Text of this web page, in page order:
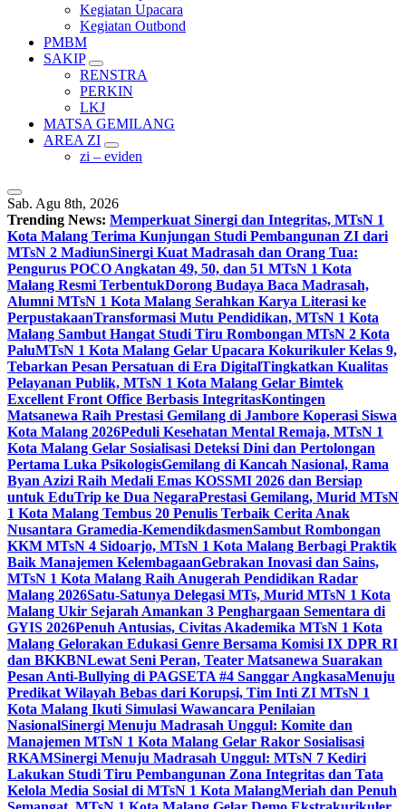
Kegiatan Upacara
Kegiatan Outbond
PMBM
SAKIP
RENSTRA
PERKIN
LKJ
MATSA GEMILANG
AREA ZI
zi – eviden
Sab. Agu 8th, 2026
Trending News: Memperkuat Sinergi dan Integritas, MTsN 1
Kota Malang Terima Kunjungan Studi Pembangunan ZI dari
MTsN 2 MadiunSinergi Kuat Madrasah dan Orang Tua:
Pengurus POCO Angkatan 49, 50, dan 51 MTsN 1 Kota
Malang Resmi TerbentukDorong Budaya Baca Madrasah,
Alumni MTsN 1 Kota Malang Serahkan Karya Literasi ke
PerpustakaanTransformasi Mutu Pendidikan, MTsN 1 Kota
Malang Sambut Hangat Studi Tiru Rombongan MTsN 2 Kota
PaluMTsN 1 Kota Malang Gelar Upacara Kokurikuler Kelas 9,
Tebarkan Pesan Persatuan di Era DigitalTingkatkan Kualitas
Pelayanan Publik, MTsN 1 Kota Malang Gelar Bimtek
Excellent Front Office Berbasis IntegritasKontingen
Matsanewa Raih Prestasi Gemilang di Jambore Koperasi Siswa
Kota Malang 2026Peduli Kesehatan Mental Remaja, MTsN 1
Kota Malang Gelar Sosialisasi Deteksi Dini dan Pertolongan
Pertama Luka PsikologisGemilang di Kancah Nasional, Rama
Byan Azizi Raih Medali Emas KOSSMI 2026 dan Bersiap
untuk EduTrip ke Dua NegaraPrestasi Gemilang, Murid MTsN
1 Kota Malang Tembus 20 Penulis Terbaik Cerita Anak
Nusantara Gramedia-KemendikdasmenSambut Rombongan
KKM MTsN 4 Sidoarjo, MTsN 1 Kota Malang Berbagi Praktik
Baik Manajemen KelembagaanGebrakan Inovasi dan Sains,
MTsN 1 Kota Malang Raih Anugerah Pendidikan Radar
Malang 2026Satu-Satunya Delegasi MTs, Murid MTsN 1 Kota
Malang Ukir Sejarah Amankan 3 Penghargaan Sementara di
GYIS 2026Penuh Antusias, Civitas Akademika MTsN 1 Kota
Malang Gelorakan Edukasi Genre Bersama Komisi IX DPR RI
dan BKKBNLewat Seni Peran, Teater Matsanewa Suarakan
Pesan Anti-Bullying di PAGSETA #4 Sanggar AngkasaMenuju
Predikat Wilayah Bebas dari Korupsi, Tim Inti ZI MTsN 1
Kota Malang Ikuti Simulasi Wawancara Penilaian
NasionalSinergi Menuju Madrasah Unggul: Komite dan
Manajemen MTsN 1 Kota Malang Gelar Rakor Sosialisasi
RKAMSinergi Menuju Madrasah Unggul: MTsN 7 Kediri
Lakukan Studi Tiru Pembangunan Zona Integritas dan Tata
Kelola Media Sosial di MTsN 1 Kota MalangMeriah dan Penuh